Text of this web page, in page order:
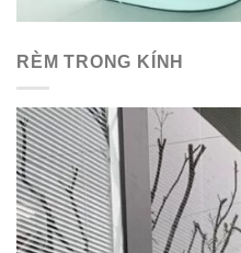
RÈM TRONG KÍNH